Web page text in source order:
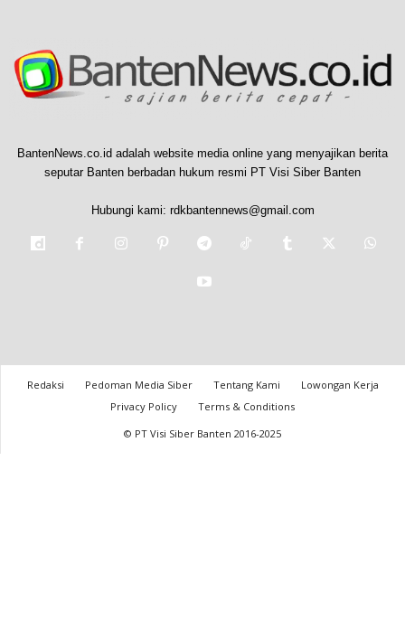
BantenNews.co.id adalah website media online yang menyajikan berita
seputar Banten berbadan hukum resmi PT Visi Siber Banten
Hubungi kami: rdkbantennews@gmail.com
Redaksi Pedoman Media Siber Tentang Kami
Lowongan Kerja
Privacy Policy
Terms & Conditions
© PT Visi Siber Banten 2016-2025